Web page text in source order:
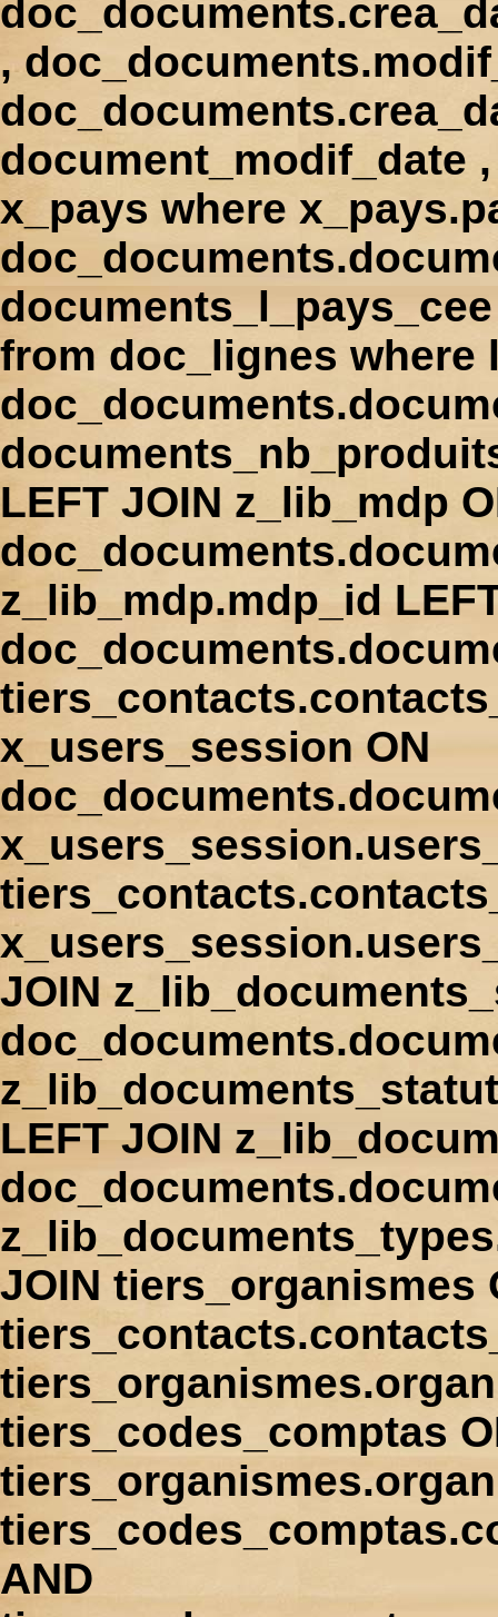
,
document_modif_date
x_pays where
from doc_lignes where
LEFT JOIN z_lib_mdp
z_lib_mdp.mdp_id
x_users_session ON
JOIN
LEFT JOIN
JOIN tiers_organismes
tiers_codes_comptas
AND